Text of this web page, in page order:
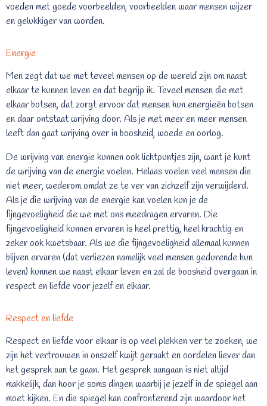
voeden met goede voorbeelden, voorbeelden waar mensen wijzer
en gelukkiger van worden.
Energie
Men zegt dat we met teveel mensen op de wereld zijn om naast
elkaar te kunnen leven en dat begrijp ik. Teveel mensen die met
elkaar botsen, dat zorgt ervoor dat mensen hun energieën botsen
en daar ontstaat wrijving door. Als je met meer en meer mensen
leeft dan gaat wrijving over in boosheid, woede en oorlog.
De wrijving van energie kunnen ook lichtpuntjes zijn, want je kunt
de wrijving van de energie voelen. Helaas voelen veel mensen die
niet meer, wederom omdat ze te ver van zichzelf zijn verwijderd.
Als je die wrijving van de energie kan voelen kun je de
fijngevoeligheid die we met ons meedragen ervaren. Die
fijngevoeligheid kunnen ervaren is heel prettig, heel krachtig en
zeker ook kwetsbaar. Als we die fijngevoeligheid allemaal kunnen
blijven ervaren (dat verliezen namelijk veel mensen gedurende hun
leven) kunnen we naast elkaar leven en zal de boosheid overgaan in
respect en liefde voor jezelf en elkaar.
Respect en liefde
Respect en liefde voor elkaar is op veel plekken ver te zoeken, we
zijn het vertrouwen in onszelf kwijt geraakt en oordelen liever dan
het gesprek aan te gaan. Het gesprek aangaan is niet altijd
makkelijk, dan hoor je soms dingen waarbij je jezelf in de spiegel aan
moet kijken. En die spiegel kan confronterend zijn waardoor het